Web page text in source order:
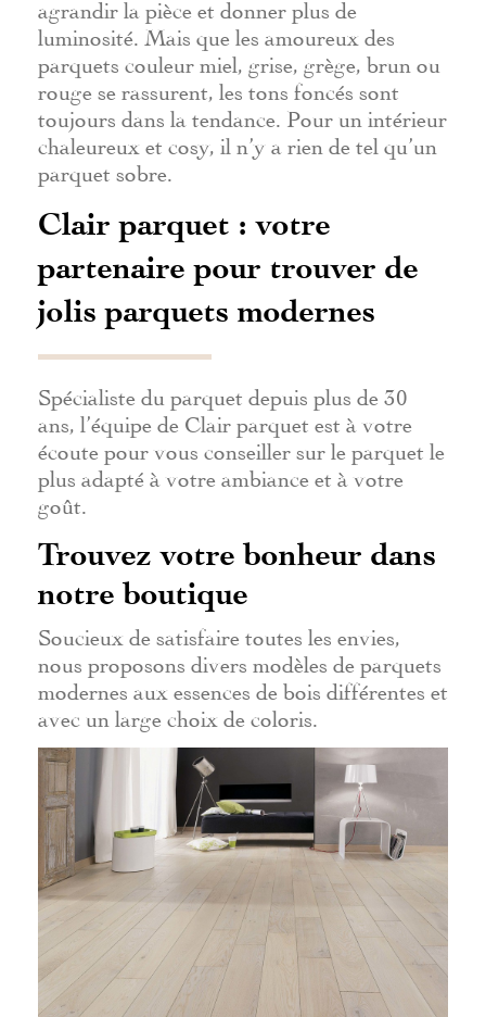
agrandir la pièce et donner plus de
luminosité. Mais que les amoureux des
parquets couleur miel, grise, grège, brun ou
rouge se rassurent, les tons foncés sont
toujours dans la tendance. Pour un intérieur
chaleureux et cosy, il n’y a rien de tel qu’un
parquet sobre.
Clair parquet : votre
partenaire pour trouver de
jolis parquets modernes
Spécialiste du parquet depuis plus de 30
ans, l’équipe de Clair parquet est à votre
écoute pour vous conseiller sur le parquet le
plus adapté à votre ambiance et à votre
goût.
Trouvez votre bonheur dans
notre boutique
Soucieux de satisfaire toutes les envies,
nous proposons divers modèles de parquets
modernes aux essences de bois différentes et
avec un large choix de coloris.